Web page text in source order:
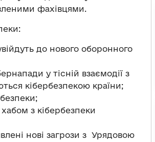
фахівцями.
до нового оборонного
у тісній взаємодії з
кібербезпекою країни;
з кібербезпеки
нові загрози з Урядовою